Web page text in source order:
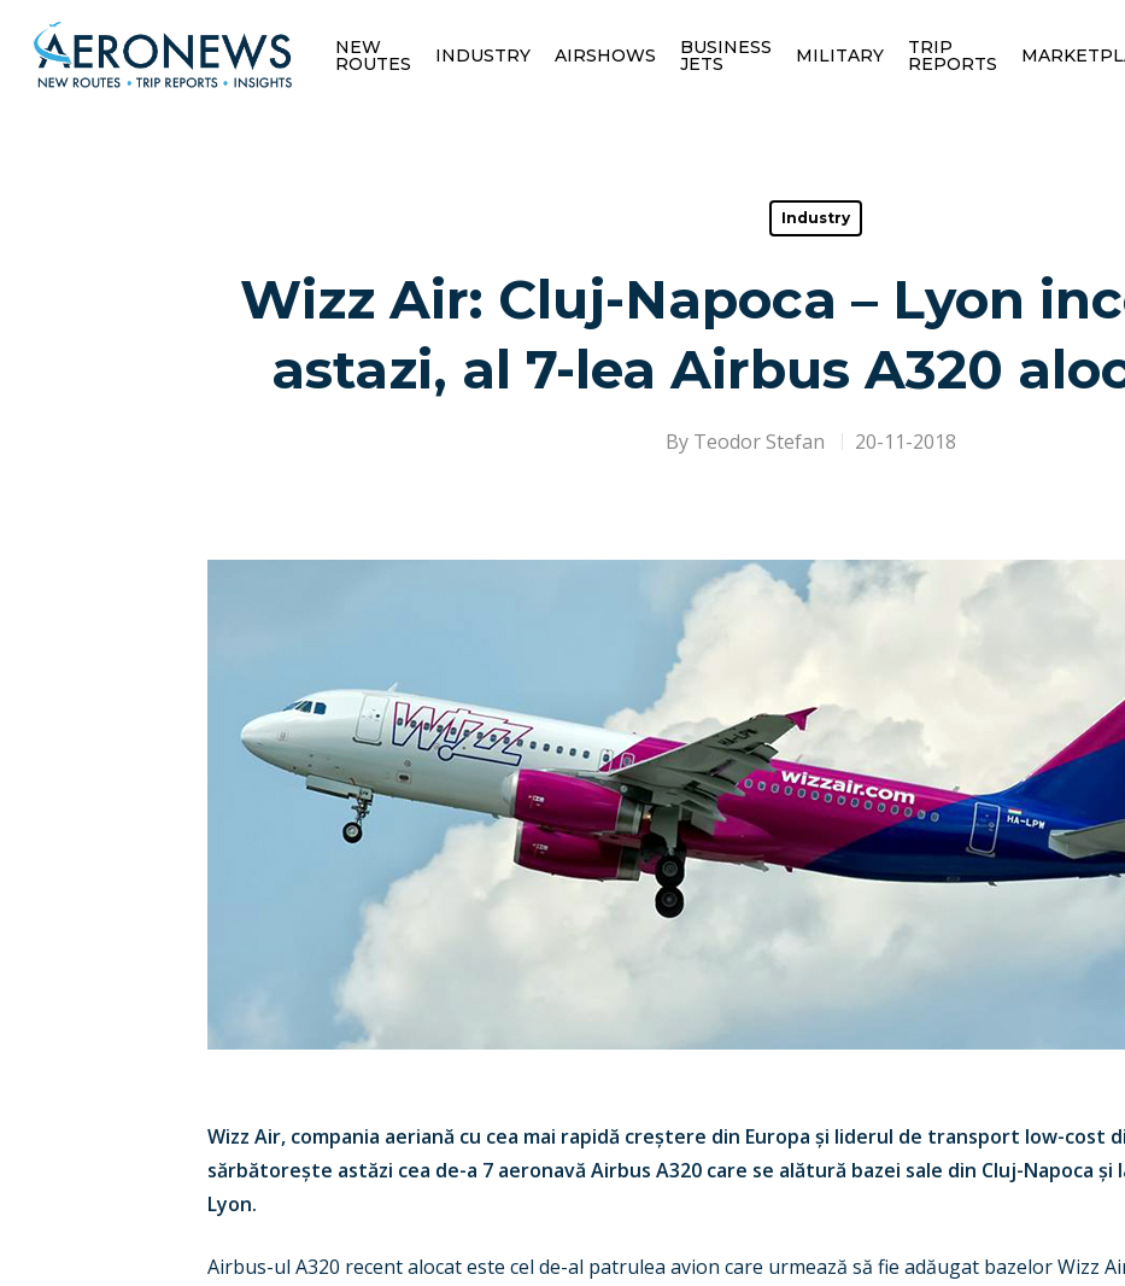
NEW
ROUTES INDUSTRY AIRSHOWS BUSINESS
JETS MILITARY TRIP
REPORTS
Industry
Wizz Air: Cluj-Napoca – Lyon
astazi, al 7-lea Airbus A320
By Teodor Stefan 20-11-2018
Wizz Air, compania aeriană cu cea mai rapidă creștere din Europa și liderul de transport low-cost
sărbătorește astăzi cea de-a 7 aeronavă Airbus A320 care se alătură bazei sale din Cluj-Napoca
Lyon.
Airbus-ul A320 recent alocat este cel de-al patrulea avion care urmează să fie adăugat bazelor Wizz